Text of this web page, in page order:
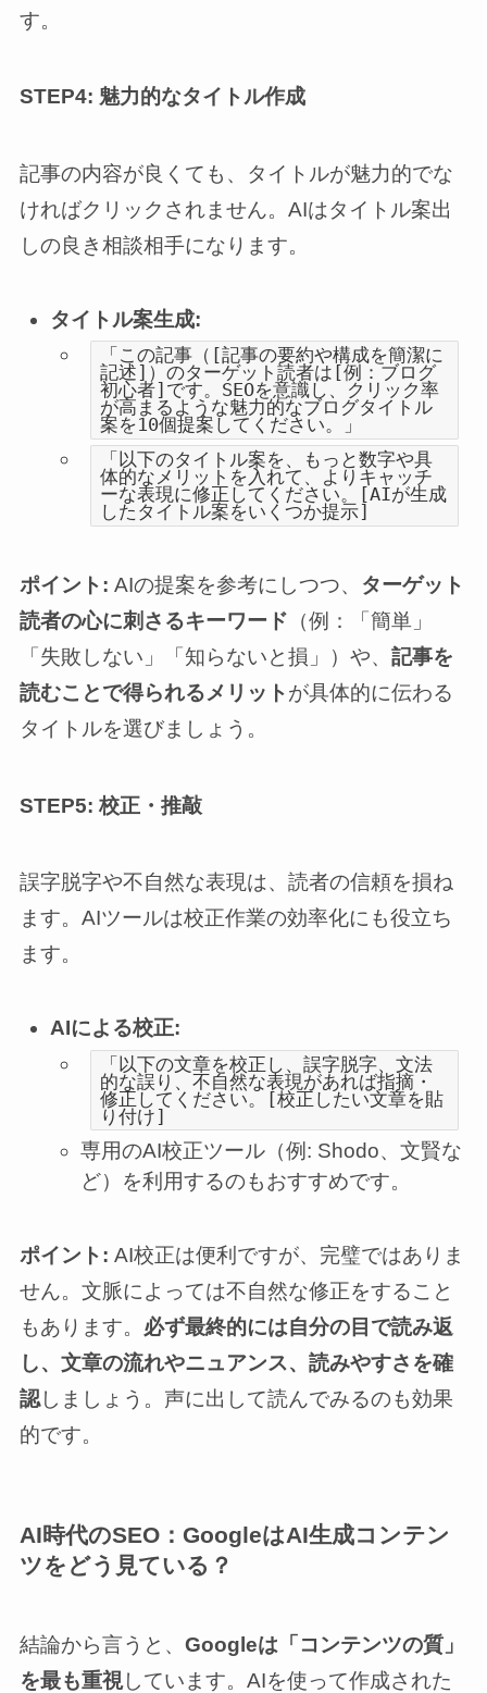
す。
STEP4: 魅力的なタイトル作成
記事の内容が良くても、タイトルが魅力的でな
ければクリックされません。AIはタイトル案出
しの良き相談相手になります。
タイトル案生成:
「この記事（[記事の要約や構成を簡潔に
記述]）のターゲット読者は[例：ブログ
初心者]です。SEOを意識し、クリック率
が高まるような魅力的なブログタイトル
案を10個提案してください。」
「以下のタイトル案を、もっと数字や具
体的なメリットを入れて、よりキャッチ
ーな表現に修正してください。[AIが生成
したタイトル案をいくつか提示]
ポイント: AIの提案を参考にしつつ、 ターゲット
読者の心に刺さるキーワード （例：「簡単」
「失敗しない」「知らないと損」）や、 記事を
読むことで得られるメリットが具体的に伝わる
タイトルを選びましょう。
STEP5: 校正・推敲
誤字脱字や不自然な表現は、読者の信頼を損ね
ます。AIツールは校正作業の効率化にも役立ち
ます。
AIによる校正:
「以下の文章を校正し、誤字脱字、文法
的な誤り、不自然な表現があれば指摘・
修正してください。[校正したい文章を貼
り付け]
専用のAI校正ツール（例: Shodo、文賢な
ど）を利用するのもおすすめです。
ポイント: AI校正は便利ですが、完璧ではありま
せん。文脈によっては不自然な修正をすること
もあります。 必ず最終的には自分の目で読み返
し、文章の流れやニュアンス、読みやすさを確
認しましょう。声に出して読んでみるのも効果
的です。
AI時代のSEO：GoogleはAI生成コンテン
ツをどう見ている？
結論から言うと、 Googleは「コンテンツの質」
を最も重視しています。AIを使って作成された